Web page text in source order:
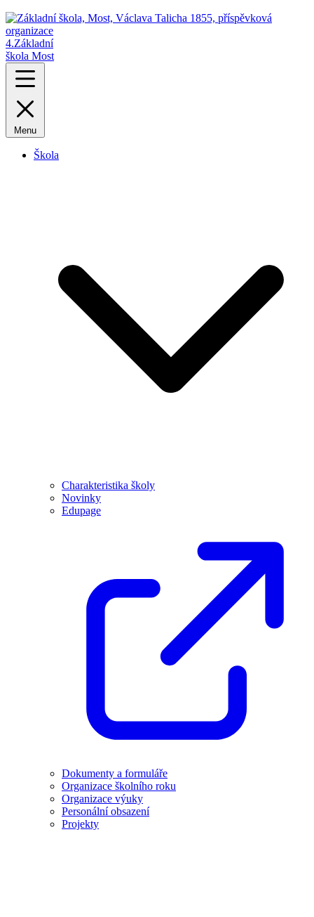
4.Základní
škola Most
Menu
Škola
Charakteristika školy
Novinky
Edupage
Dokumenty a formuláře
Organizace školního roku
Organizace výuky
Personální obsazení
Projekty